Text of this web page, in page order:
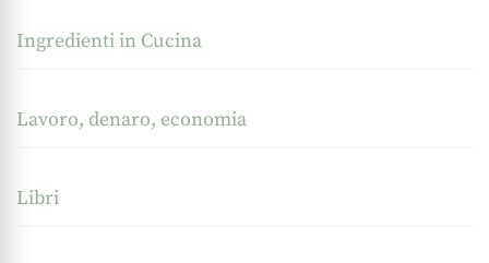
Ingredienti in Cucina
Lavoro, denaro, economia
Libri